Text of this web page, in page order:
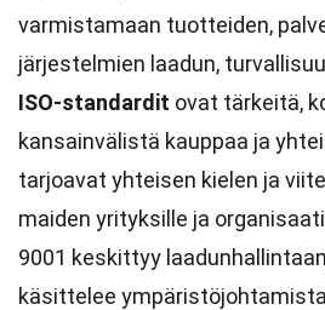
varmistamaan tuotteiden,
järjestelmien laadun,
ISO-standardit ovat tärkeitä,
kansainvälistä kauppaa ja
tarjoavat yhteisen kielen ja
maiden yrityksille ja
9001 keskittyy
käsittelee